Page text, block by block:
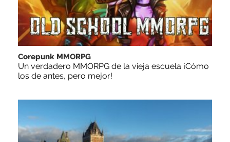
Corepunk MMORPG
Un verdadero MMORPG de la vieja escuela ¡Cómo
los de antes, pero mejor!